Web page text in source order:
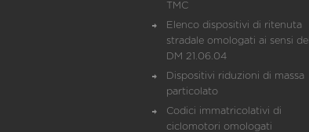
TMC
Elenco dispositivi di ritenuta
stradale omologati ai sensi del
DM 21.06.04
Dispositivi riduzioni di massa
particolato
Codici immatricolativi di
ciclomotori omologati